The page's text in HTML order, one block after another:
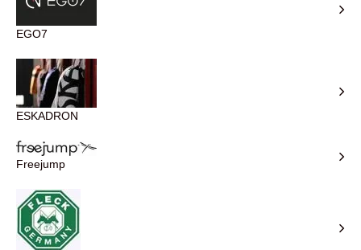
EGO7
ESKADRON
Freejump